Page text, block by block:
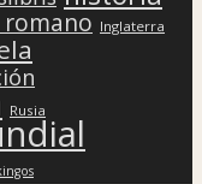
Inglaterra
Rusia